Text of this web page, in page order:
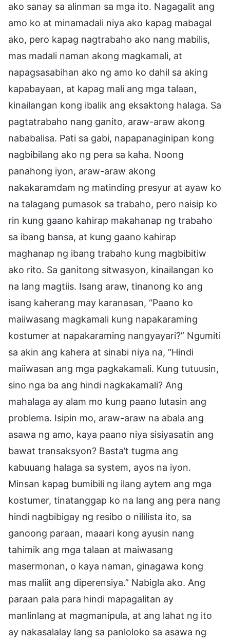
ako sanay sa alinman sa mga ito. Nagagalit ang
amo ko at minamadali niya ako kapag mabagal
ako, pero kapag nagtrabaho ako nang mabilis,
mas madali naman akong magkamali, at
napagsasabihan ako ng amo ko dahil sa aking
kapabayaan, at kapag mali ang mga talaan,
kinailangan kong ibalik ang eksaktong halaga. Sa
pagtatrabaho nang ganito, araw-araw akong
nababalisa. Pati sa gabi, napapanaginipan kong
nagbibilang ako ng pera sa kaha. Noong
panahong iyon, araw-araw akong
nakakaramdam ng matinding presyur at ayaw ko
na talagang pumasok sa trabaho, pero naisip ko
rin kung gaano kahirap makahanap ng trabaho
sa ibang bansa, at kung gaano kahirap
maghanap ng ibang trabaho kung magbibitiw
ako rito. Sa ganitong sitwasyon, kinailangan ko
na lang magtiis. Isang araw, tinanong ko ang
isang kaherang may karanasan, “Paano ko
maiiwasang magkamali kung napakaraming
kostumer at napakaraming nangyayari?” Ngumiti
sa akin ang kahera at sinabi niya na, “Hindi
maiiwasan ang mga pagkakamali. Kung tutuusin,
sino nga ba ang hindi nagkakamali? Ang
mahalaga ay alam mo kung paano lutasin ang
problema. Isipin mo, araw-araw na abala ang
asawa ng amo, kaya paano niya sisiyasatin ang
bawat transaksyon? Basta’t tugma ang
kabuuang halaga sa system, ayos na iyon.
Minsan kapag bumibili ng ilang aytem ang mga
kostumer, tinatanggap ko na lang ang pera nang
hindi nagbibigay ng resibo o nililista ito, sa
ganoong paraan, maaari kong ayusin nang
tahimik ang mga talaan at maiwasang
masermonan, o kaya naman, ginagawa kong
mas maliit ang diperensiya.” Nabigla ako. Ang
paraan pala para hindi mapagalitan ay
manlinlang at magmanipula, at ang lahat ng ito
ay nakasalalay lang sa panloloko sa asawa ng